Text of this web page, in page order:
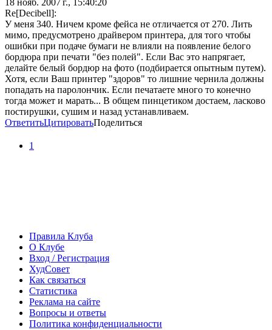
18 нояб. 2007 г., 15:40:20
Re[Decibell]:
У меня 340. Ничем кроме фейса не отличается от 270. Лить
мимо, предусмотрено драйвером принтера, для того чтобы
ошибки при подаче бумаги не влияли на появление белого
бордюра при печати "без полей". Если Вас это напрягает,
делайте белый бордюр на фото (подбирается опытным путем).
Хотя, если Ваш принтер "здоров" то лишние чернила должны
попадать на паролончик. Если печатаете много то конечно
тогда может и марать... В общем пинцетиком достаем, ласково
постирушки, сушим и назад устанавливаем.
ОтветитьЦитироватьПоделиться
1
Правила Клуба
О Клубе
Вход / Регистрация
ХудСовет
Как связаться
Статистика
Реклама на сайте
Вопросы и ответы
Политика конфиденциальности